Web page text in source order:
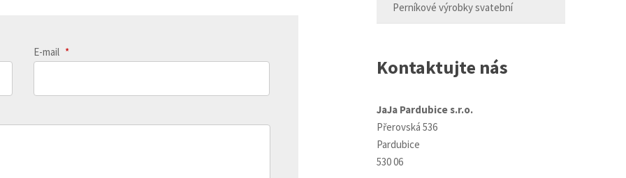
E-mail *
Perníkové výrobky svatební
Kontaktujte nás
JaJa Pardubice s.r.o.
Přerovská 536
Pardubice
530 06